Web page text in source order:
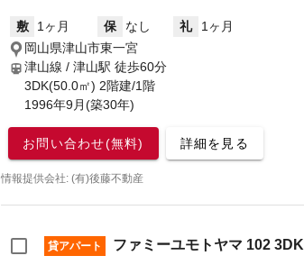
敷 1ヶ月 保 なし 礼
1ヶ月
岡山県津山市東一宮
津山線 / 津山駅 徒歩60分
3DK(50.0㎡) 2階建/1階
1996年9月(築30年)
お問い合わせ(無料) 詳細を見る
情報提供会社: (有)後藤不動産
貸アパート ファミーユモトヤマ 102 3DK